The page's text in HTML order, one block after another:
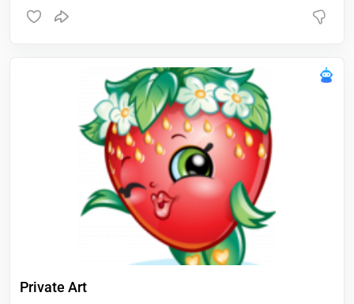
каждый день! ? Начинай утро с порцией вдохновения и
советов от карт Таро. * Точные расклады на любовь,
Различные мини-гадания - поднимут настроение и
Private Art